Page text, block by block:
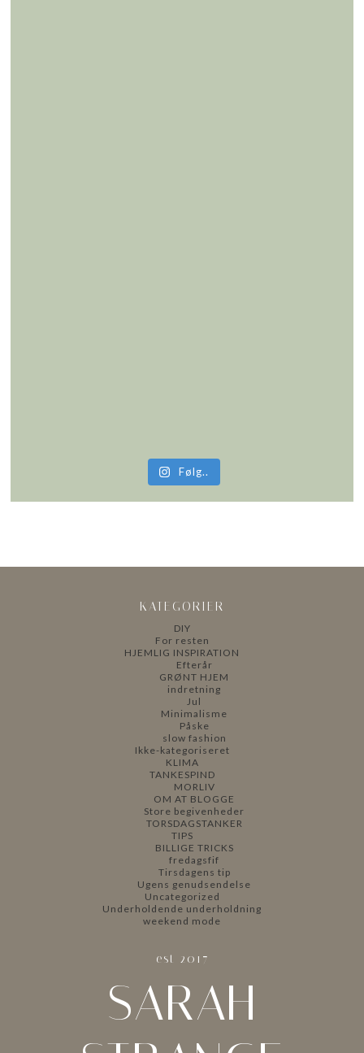
Følg..
KATEGORIER
DIY
For resten
HJEMLIG INSPIRATION
Efterår
GRØNT HJEM
indretning
Jul
Minimalisme
Påske
slow fashion
Ikke-kategoriseret
KLIMA
TANKESPIND
MORLIV
OM AT BLOGGE
Store begivenheder
TORSDAGSTANKER
TIPS
BILLIGE TRICKS
fredagsfif
Tirsdagens tip
Ugens genudsendelse
Uncategorized
Underholdende underholdning
weekend mode
est 2017
SARAH